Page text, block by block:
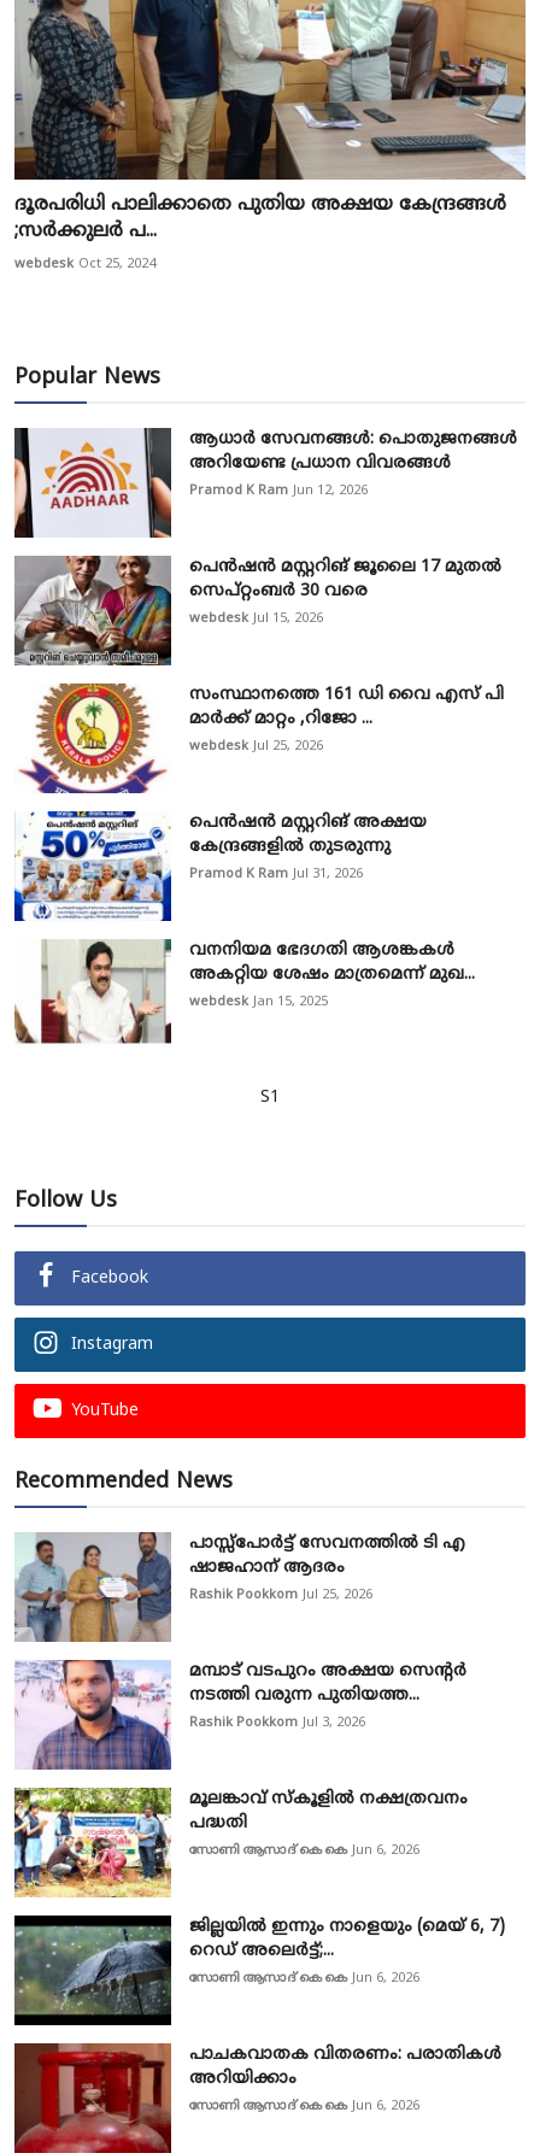
ദൂരപരിധി പാലിക്കാതെ പുതിയ അക്ഷയ കേന്ദ്രങ്ങൾ
;സർക്കുലർ പ...
webdesk Oct 25, 2024
Popular News
ആധാർ സേവനങ്ങൾ: പൊതുജനങ്ങൾ
അറിയേണ്ട പ്രധാന വിവരങ്ങൾ
Pramod K Ram Jun 12, 2026
പെൻഷൻ മസ്റ്ററിങ് ജൂലൈ 17 മുതൽ
സെപ്റ്റംബർ 30 വരെ
webdesk Jul 15, 2026
സംസ്ഥാനത്തെ 161 ഡി വൈ എസ് പി
മാർക്ക് മാറ്റം ,റിജോ ...
webdesk Jul 25, 2026
പെൻഷൻ മസ്റ്ററിങ് അക്ഷയ
കേന്ദ്രങ്ങളിൽ തുടരുന്നു
Pramod K Ram Jul 31, 2026
വനനിയമ ഭേദഗതി ആശങ്കകൾ
അകറ്റിയ ശേഷം മാത്രമെന്ന് മുഖ...
webdesk Jan 15, 2025
S1
Follow Us
Facebook
Instagram
YouTube
Recommended News
പാസ്സ്‌പോർട്ട് സേവനത്തിൽ ടി എ
ഷാജഹാന് ആദരം
Rashik Pookkom Jul 25, 2026
മമ്പാട് വടപുറം അക്ഷയ സെന്റർ
നടത്തി വരുന്ന പുതിയത്ത...
Rashik Pookkom Jul 3, 2026
മൂലങ്കാവ് സ്കൂളിൽ നക്ഷത്രവനം
പദ്ധതി
സോണി ആസാദ് കെ കെ Jun 6, 2026
ജില്ലയിൽ ഇന്നും നാളെയും (മെയ് 6, 7)
റെഡ് അലെർട്ട്;...
സോണി ആസാദ് കെ കെ Jun 6, 2026
പാചകവാതക വിതരണം: പരാതികൾ
അറിയിക്കാം
സോണി ആസാദ് കെ കെ Jun 6, 2026